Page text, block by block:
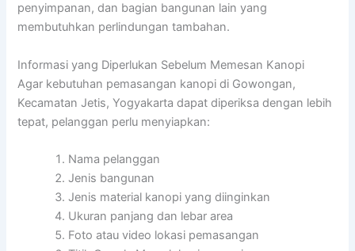
penyimpanan, dan bagian bangunan lain yang
membutuhkan perlindungan tambahan.
Informasi yang Diperlukan Sebelum Memesan Kanopi
Agar kebutuhan pemasangan kanopi di Gowongan,
Kecamatan Jetis, Yogyakarta dapat diperiksa dengan lebih
tepat, pelanggan perlu menyiapkan:
Nama pelanggan
Jenis bangunan
Jenis material kanopi yang diinginkan
Ukuran panjang dan lebar area
Foto atau video lokasi pemasangan